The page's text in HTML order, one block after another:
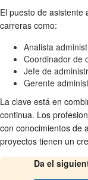
El puesto de asistente
carreras como:
Analista
Coordinador de
Jefe de
Gerente
La clave está en
continua. Los
con conocimientos de
proyectos tienen un
Da el